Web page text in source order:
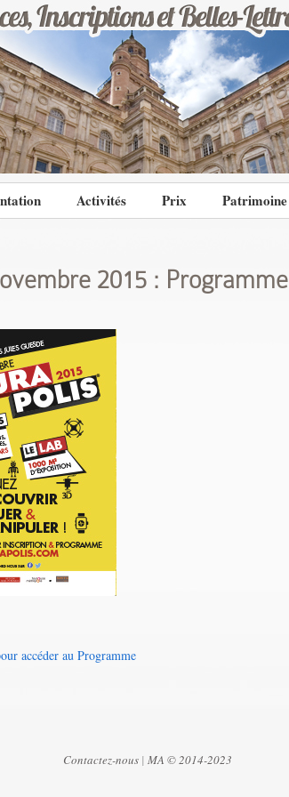
Activités Prix Patrimoine
2015 : Programme
accéder au Programme
Contactez-nous | MA © 2014-2023